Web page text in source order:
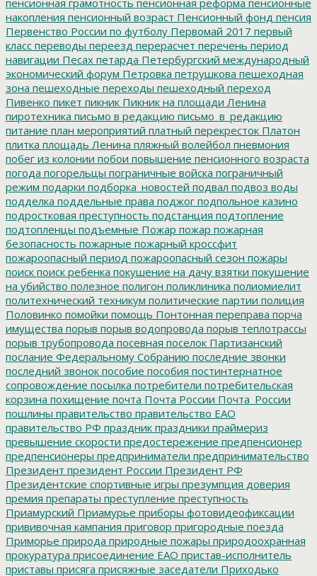
накопления пенсионный возраст Пенсионный фонд пенсия
Первенство России по футболу Первомай 2017 первый
класс переводы переезд перерасчет перечень период
навигации Песах петарда Петербургский международный
экономический форум Петровка петрушкова пешеходная
зона пешеходные переходы пешеходный переход
Пивенко пикет пикник Пикник на площади Ленина
пиротехника письмо в редакцию письмо_в_редакцию
питание план мероприятий платный перекресток Платон
плитка площадь Ленина пляжный волейбол пневмония
побег из колонии побои повышение пенсионного возраста
погода погорельцы пограничные войска пограничный
режим подарки подборка_новостей подвал подвоз воды
подделка поддельные права поджог подпольное казино
подростковая преступность подстанция подтопление
подтопленцы подъемные Пожар пожар пожарная
безопасность пожарные пожарный кроссфит
пожароопасный период пожароопасный сезон пожары
поиск поиск ребенка покушение на дачу взятки покушение
на убийство полезное полигон поликлиника полиомиелит
политехнический техникум политические партии полиция
Половинко помойки помощь Понтонная переправа порча
имущества порыв порыв водопровода порыв теплотрассы
порыв трубопровода посевная поселок Партизанский
послание Федеральному Собранию последние звонки
последний звонок пособие пособия постинтернатное
сопровождение посылка потребители потребительская
корзина похищение почта Почта России Почта_России
пошлины правительство правительство ЕАО
правительство РФ праздник праздники праймериз
превышение скорости предостережение предпенсионер
предпенсионеры предприниматели предпринимательство
Президент президент России Президент РФ
Президентские спортивные игры презумпция доверия
премия препараты преступление преступность
Приамурский Приамурье приборы фотовидеофиксации
прививочная кампания приговор пригородные поезда
Приморье природа природные пожары природоохранная
прокуратура присоединение ЕАО пристав-исполнитель
приставы присяга присяжные заседатели Приходько